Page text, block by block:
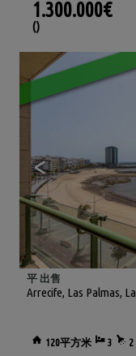
1.300.000€
()
<
Arrecife, Las Palmas,
平 出售
120平方米 3 2